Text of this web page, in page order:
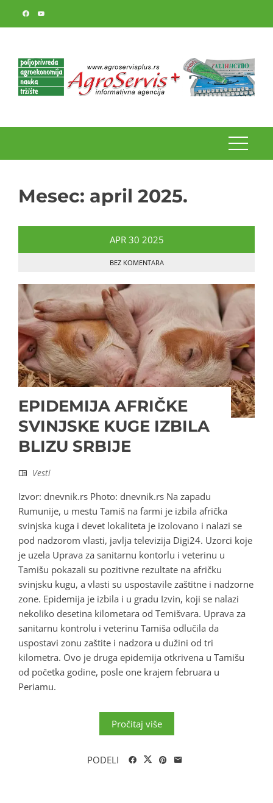
Mesec: april 2025.
APR 30 2025
BEZ KOMENTARA
EPIDEMIJA AFRIČKE
SVINJSKE KUGE IZBILA
BLIZU SRBIJE
Vesti
Izvor: dnevnik.rs Photo: dnevnik.rs Na zapadu
Rumunije, u mestu Tamiš na farmi je izbila afrička
svinjska kuga i devet lokaliteta je izolovano i nalazi se
pod nadzorom vlasti, javlja televizija Digi24. Uzorci koje
je uzela Uprava za sanitarnu kontorlu i veterinu u
Tamišu pokazali su pozitivne rezultate na afričku
svinjsku kugu, a vlasti su uspostavile zaštitne i nadzorne
zone. Epidemija je izbila i u gradu Izvin, koji se nalazi
nekoliko desetina kilometara od Temišvara. Uprava za
sanitarnu kontrolu i veterinu Tamiša odlučila da
uspostavi zonu zaštite i nadzora u dužini od tri
kilometra. Ovo je druga epidemija otkrivena u Tamišu
od početka godine, posle one krajem februara u
Periamu.
Pročitaj više
PODELI